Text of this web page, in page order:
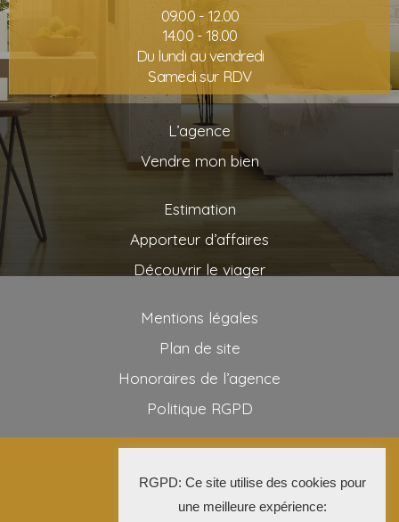
09.00 - 12.00
14.00 - 18.00
Du lundi au vendredi
Samedi sur RDV
L’agence
Vendre mon bien
Estimation
Apporteur d’affaires
Découvrir le viager
Mentions légales
Plan de site
Honoraires de l’agence
Politique RGPD
La Solution Immo
RGPD: Ce site utilise des cookies pour
une meilleure expérience: